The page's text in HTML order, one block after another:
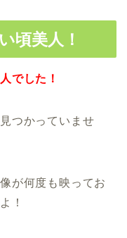
頃美人！
でした！
つかっていませ
が何度も映ってお
！